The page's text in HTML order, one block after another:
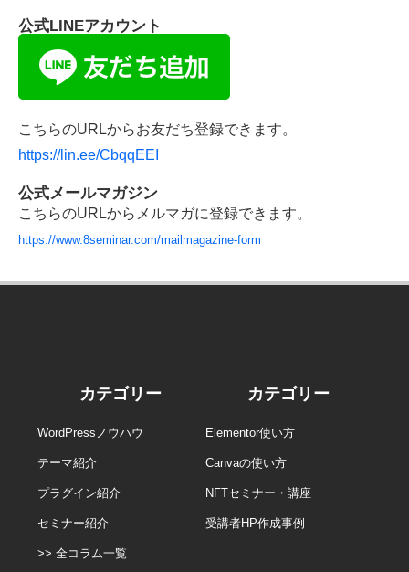
公式LINEアカウント
こちらのURLからお友だち登録できます。
https://lin.ee/CbqqEEI
公式メールマガジン
こちらのURLからメルマガに登録できます。
https://www.8seminar.com/mailmagazine-form
カテゴリー
WordPressノウハウ
テーマ紹介
プラグイン紹介
セミナー紹介
>> 全コラム一覧
カテゴリー
Elementor使い方
Canvaの使い方
NFTセミナー・講座
受講者HP作成事例